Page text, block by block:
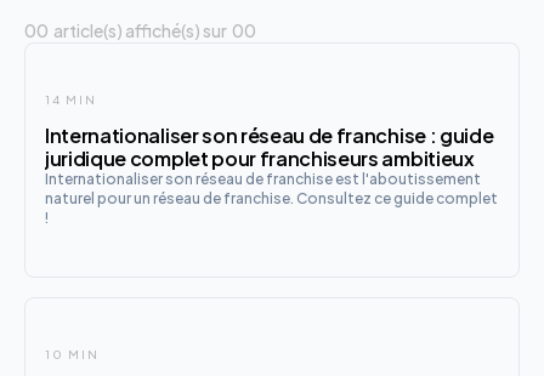
00 article(s) affiché(s) sur 00
14 MIN
Internationaliser son réseau de franchise : guide
juridique complet pour franchiseurs ambitieux
Internationaliser son réseau de franchise est l'aboutissement
naturel pour un réseau de franchise. Consultez ce guide complet
!
10 MIN